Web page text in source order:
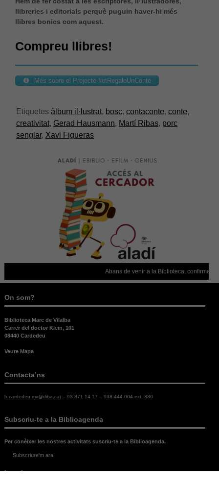
llibreries i editorials perquè puguin haver-hi més
llibres bonics com aquest.
Compreu llibres!
Més sobre el Projecte #etRegaloUnConte
Etiquetes àlbum il·lustrat, bosc, contaconte, conte,
creativitat, Gerad Hausmann, Martí Ribas, porc
senglar, Xavi Figueras
Abans de venir a la Biblioteca, confirmeu
On som?
Biblioteca Marc de Vilalba
Carrer del doctor Klein, 101
08440 Cardedeu
Veure Mapa
Contacta’ns
b.cardedeu.mv@diba.cat– 93 871 14 17 – 938 444 004 ext. 330
Subscriu-te a la Biblioagenda
Per conèixer les nostres activitats suscriu-te a la Biblioagenda.
Subscriure'm ara!
Legal
Per a millorar
la nostra web
Experiència
Per tal que el
el millor
possible
durant la
cookies,
alguna
funcionalitat
desapareixerà